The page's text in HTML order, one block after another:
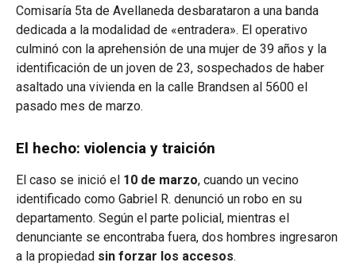
Comisaría 5ta de Avellaneda desbarataron a una banda
dedicada a la modalidad de «entradera». El operativo
culminó con la aprehensión de una mujer de 39 años y la
identificación de un joven de 23, sospechados de haber
asaltado una vivienda en la calle Brandsen al 5600 el
pasado mes de marzo.
El hecho: violencia y traición
El caso se inició el 10 de marzo, cuando un vecino
identificado como Gabriel R. denunció un robo en su
departamento. Según el parte policial, mientras el
denunciante se encontraba fuera, dos hombres ingresaron
a la propiedad sin forzar los accesos.